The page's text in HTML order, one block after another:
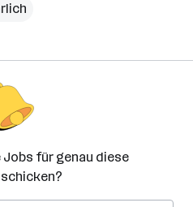
Jobs für genau diese